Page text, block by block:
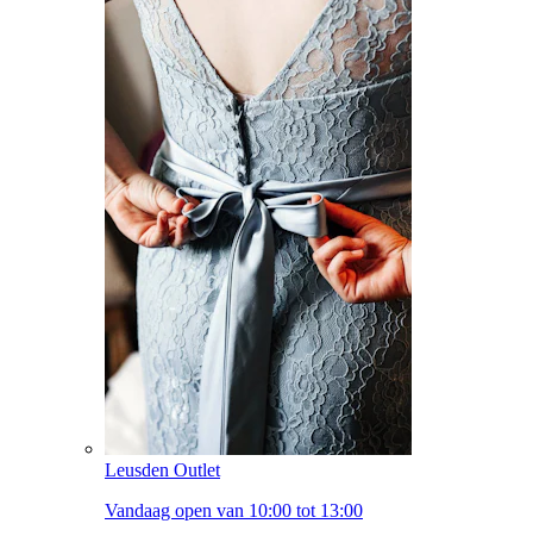
Leusden Outlet
Vandaag open van 10:00 tot 13:00